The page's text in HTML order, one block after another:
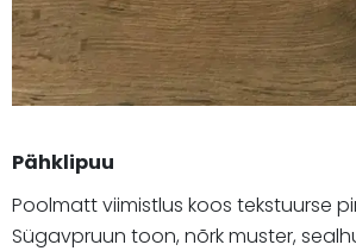
Pähklipuu
Poolmatt viimistlus koos tekstuurse
Sügavpruun toon, nõrk muster,